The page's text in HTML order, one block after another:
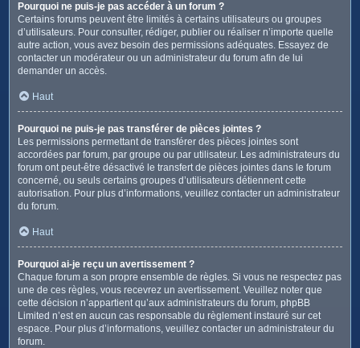
Pourquoi ne puis-je pas accéder à un forum ?
Certains forums peuvent être limités à certains utilisateurs ou groupes
d’utilisateurs. Pour consulter, rédiger, publier ou réaliser n’importe quelle
autre action, vous avez besoin des permissions adéquates. Essayez de
contacter un modérateur ou un administrateur du forum afin de lui
demander un accès.
Haut
Pourquoi ne puis-je pas transférer de pièces jointes ?
Les permissions permettant de transférer des pièces jointes sont
accordées par forum, par groupe ou par utilisateur. Les administrateurs du
forum ont peut-être désactivé le transfert de pièces jointes dans le forum
concerné, ou seuls certains groupes d’utilisateurs détiennent cette
autorisation. Pour plus d’informations, veuillez contacter un administrateur
du forum.
Haut
Pourquoi ai-je reçu un avertissement ?
Chaque forum a son propre ensemble de règles. Si vous ne respectez pas
une de ces règles, vous recevrez un avertissement. Veuillez noter que
cette décision n’appartient qu’aux administrateurs du forum, phpBB
Limited n’est en aucun cas responsable du règlement instauré sur cet
espace. Pour plus d’informations, veuillez contacter un administrateur du
forum.